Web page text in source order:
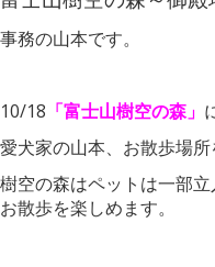
事務の山本です。
10/18 「富士山樹空の森」
愛犬家の山本、お散歩場所
樹空の森はペットは一部
お散歩を楽しめます。